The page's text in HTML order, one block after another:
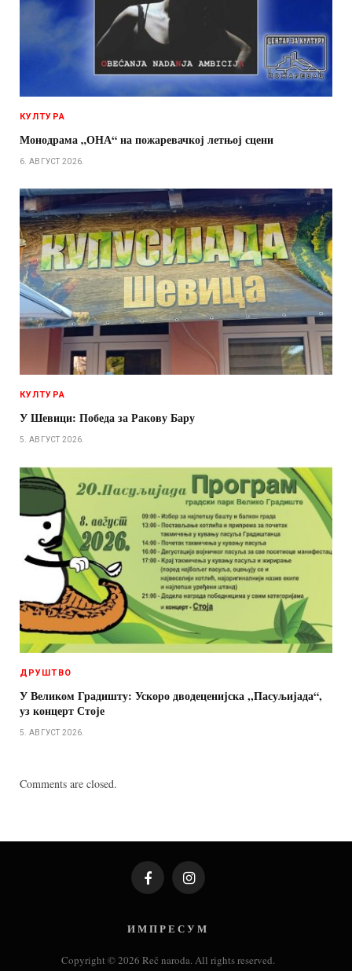
КУЛТУРА
Монодрама „ОНА“ на пожаревачкој летњој сцени
6. АВГУСТ 2026.
КУЛТУРА
У Шевици: Победа за Ракову Бару
5. АВГУСТ 2026.
ДРУШТВО
У Великом Градишту: Ускоро дводеценијска ,,Пасуљијада“,
уз концерт Стоје
5. АВГУСТ 2026.
Comments are closed.
FacebookInstagram
И М П Р Е С У М
Copyright © 2026 Reč naroda. All rights reserved.